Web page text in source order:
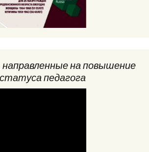
направленные на повышение
педагога